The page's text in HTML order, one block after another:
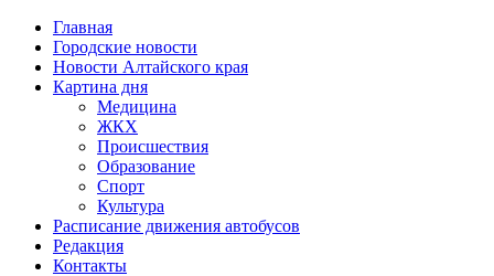
Главная
Городские новости
Новости Алтайского края
Картина дня
Медицина
ЖКХ
Происшествия
Образование
Спорт
Культура
Расписание движения автобусов
Редакция
Контакты